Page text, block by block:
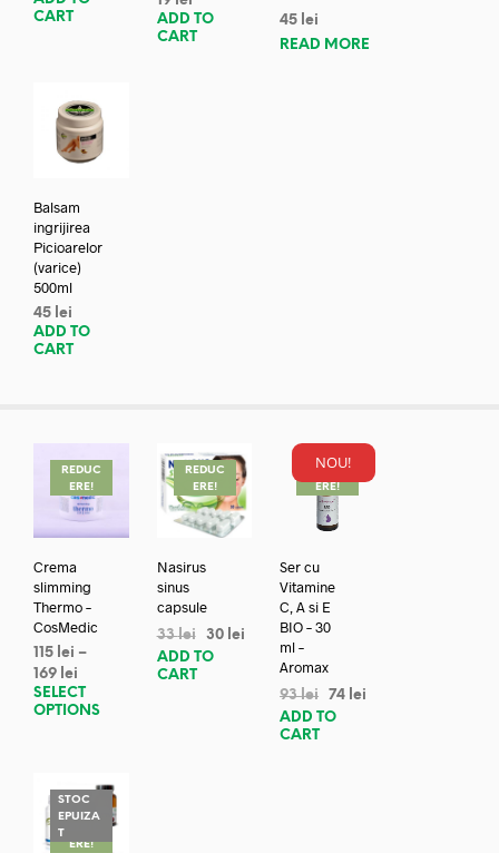
CART
ADD TO
CART
45 lei
READ MORE
Balsam
ingrijirea
Picioarelor
(varice)
500ml
45 lei
ADD TO
CART
REDUC
ERE!
Crema
slimming
Thermo –
CosMedic
115 lei –
169 lei
SELECT
OPTIONS
REDUC
ERE!
Nasirus
sinus
capsule
33lei 30 lei
ADD TO
CART
NOU!
REDUC
ERE!
Ser cu
Vitamine
C, A si E
BIO – 30
ml –
Aromax
93lei 74 lei
ADD TO
CART
STOC
EPUIZA
TREDUC
ERE!